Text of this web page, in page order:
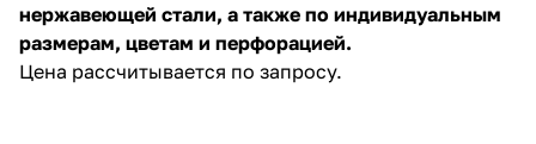
нержавеющей стали, а также по индивидуальным
размерам, цветам и перфорацией.
Цена рассчитывается по запросу.